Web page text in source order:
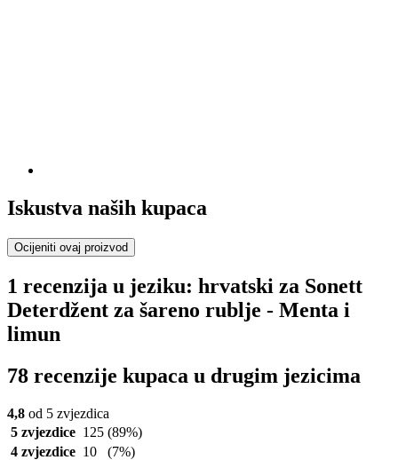
Iskustva naših kupaca
Ocijeniti ovaj proizvod
1 recenzija u jeziku: hrvatski za Sonett
Deterdžent za šareno rublje - Menta i
limun
78 recenzije kupaca u drugim jezicima
4,8 od 5 zvjezdica
5 zvjezdice 125 (89%)
4 zvjezdice 10
(7%)